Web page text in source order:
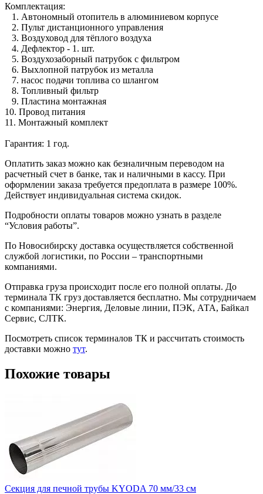
Комплектация:
1. Автономный отопитель в алюминиевом корпусе
2. Пульт дистанционного управления
3. Воздуховод для тёплого воздуха
4. Дефлектор - 1. шт.
5. Воздухозаборный патрубок с фильтром
6. Выхлопной патрубок из металла
7. насос подачи топлива со шлангом
8. Топливный фильтр
9. Пластина монтажная
10. Провод питания
11. Монтажный комплект
Гарантия: 1 год.
Оплатить заказ можно как безналичным переводом на
расчетный счет в банке, так и наличными в кассу. При
оформлении заказа требуется предоплата в размере 100%.
Действует индивидуальная система скидок.
Подробности оплаты товаров можно узнать в разделе
“Условия работы”.
По Новосибирску доставка осуществляется собственной
службой логистики, по России – транспортными
компаниями.
Отправка груза происходит после его полной оплаты. До
терминала ТК груз доставляется бесплатно. Мы сотрудничаем
с компаниями: Энергия, Деловые линии, ПЭК, АТА, Байкал
Сервис, СЛТК.
Посмотреть список терминалов ТК и рассчитать стоимость
доставки можно тут.
Похожие товары
Секция для печной трубы KYODA 70 мм/33 см